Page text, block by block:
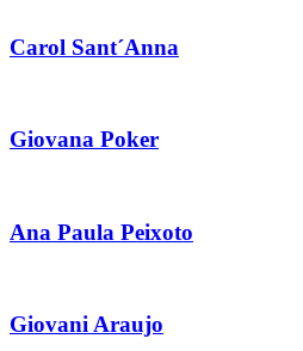
Carol Sant´Anna
Giovana Poker
Ana Paula Peixoto
Giovani Araujo